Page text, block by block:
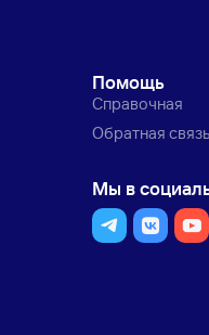
Помощь
Справочная
Обратная связь
Мы в